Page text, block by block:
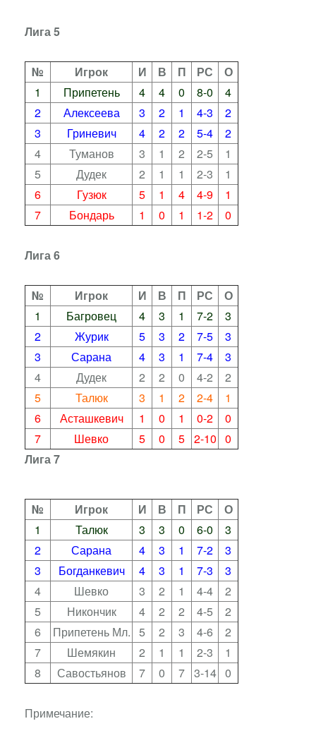
Лига 5
№ Игрок И В П РС
О
1
Припетень 4 4 0 8-0
4
2
Алексеева 3 2 1 4-3
2
3
Гриневич 4 2 2 5-4
2
4
Туманов 3 1 2 2-5
1
5
Дудек 2 1 1 2-3
1
6
Гузюк 5 1 4 4-9
1
7
Бондарь 1 0 1 1-2 0
Лига 6
№ Игрок И В П РС
О
1
Багровец 4 3 1 7-2
3
2
Журик 5 3 2 7-5
3
3
Сарана 4 3 1 7-4
3
4
Дудек 2 2 0 4-2
2
5
Талюк 3 1 2 2-4
1
6
Асташкевич 1 0 1 0-2
0
7
Шевко 5 0 5 2-10 0
Лига 7
№ Игрок И В П РС
О
1
Талюк 3 3 0 6-0
3
2
Сарана 4 3 1 7-2
3
3
Богданкевич 4 3 1 7-3
3
4
Шевко 3 2 1 4-4
2
5
Никончик 4 2 2 4-5
2
6
Припетень Мл. 5 2 3 4-6
2
7
Шемякин 2 1 1 2-3
1
8
Савостьянов 7 0 7 3-14 0
Примечание: